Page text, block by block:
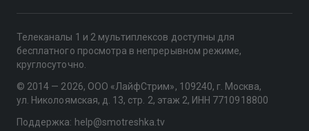
Телеканалы 1 и 2 мультиплексов доступны для
бесплатного просмотра в непрерывном режиме,
круглосуточно.
© 2014 — 2026, ООО «ЛайфСтрим», 109240, г. Москва,
ул. Николоямская, д. 13, стр. 2, этаж 2, ИНН 7710918800
Поддержка: help@smotreshka.tv